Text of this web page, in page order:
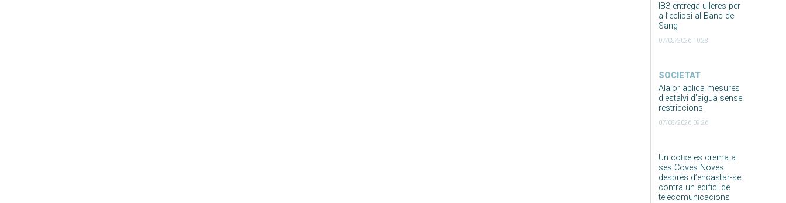
IB3 entrega ulleres per
a l’eclipsi al Banc de
Sang
07/08/2026 10:28
SOCIETAT
Alaior aplica mesures
d’estalvi d’aigua sense
restriccions
07/08/2026 09:26
Un cotxe es crema a
ses Coves Noves
després d’encastar-se
contra un edifici de
telecomunicacions